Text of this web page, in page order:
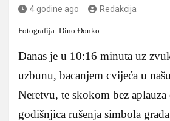
4 godine ago Redakcija
Fotografija: Dino Đonko
Danas je u 10:16 minuta uz
uzbunu, bacanjem cvijeća u
Neretvu, te skokom bez
godišnjica rušenja simbola